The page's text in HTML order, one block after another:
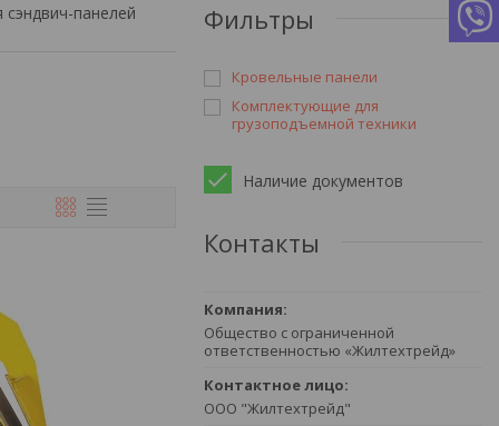
сэндвич-панелей Фильтры
Кровельные панели
Комплектующие для
грузоподъемной техники
Наличие документов
Контакты
Общество с ограниченной
ответственностью «Жилтехтрейд»
ООО "Жилтехтрейд"